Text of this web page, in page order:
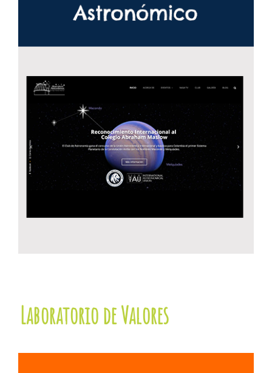
Laboratorio de Valores